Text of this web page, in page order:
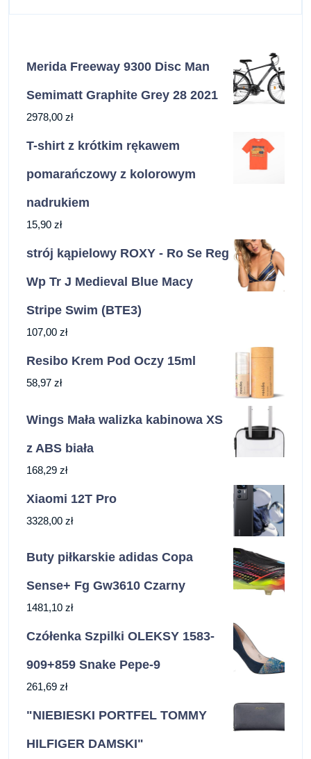
Merida Freeway 9300 Disc Man
Semimatt Graphite Grey 28 2021
2978,00 zł
T-shirt z krótkim rękawem
pomarańczowy z kolorowym
nadrukiem
15,90 zł
strój kąpielowy ROXY - Ro Se Reg
Wp Tr J Medieval Blue Macy
Stripe Swim (BTE3)
107,00 zł
Resibo Krem Pod Oczy 15ml
58,97 zł
Wings Mała walizka kabinowa XS
z ABS biała
168,29 zł
Xiaomi 12T Pro
3328,00 zł
Buty piłkarskie adidas Copa
Sense+ Fg Gw3610 Czarny
1481,10 zł
Czółenka Szpilki OLEKSY 1583-
909+859 Snake Pepe-9
261,69 zł
"NIEBIESKI PORTFEL TOMMY
HILFIGER DAMSKI"